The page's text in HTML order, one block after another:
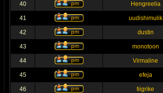
40 Hengreelia
41 uudishimulik
42 dustin
43 monotoon
44 Virmaline
45 efeja
46 tiigrike